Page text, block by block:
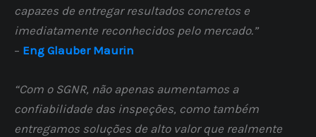
capazes de entregar resultados concretos e
imediatamente reconhecidos pelo mercado.”
– Eng Glauber Maurin
“Com o SGNR, não apenas aumentamos a
confiabilidade das inspeções, como também
entregamos soluções de alto valor que realmente